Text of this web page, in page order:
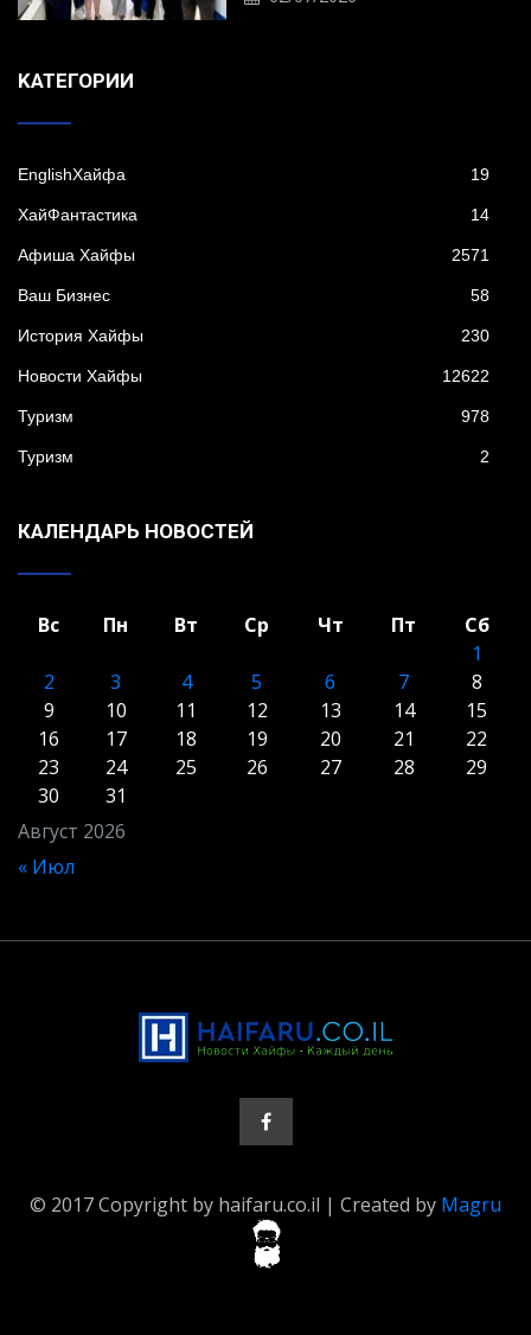
KАТЕГОРИИ
EnglishХайфа 19
XайФантастика 14
Афиша Хайфы 2571
Ваш Бизнес 58
История Хайфы 230
Новости Хайфы 12622
Туризм 978
Туризм 2
КАЛЕНДАРЬ НОВОСТЕЙ
Август 2026
Вс Пн Вт Ср Чт Пт
Сб
1
2
3 4 5 6 7
8
9
10 11 12 13 14
15
16
17 18 19 20 21
22
23
24 25 26 27 28
29
30
31
« Июл
© 2017 Copyright by haifaru.co.il | Created by Magru